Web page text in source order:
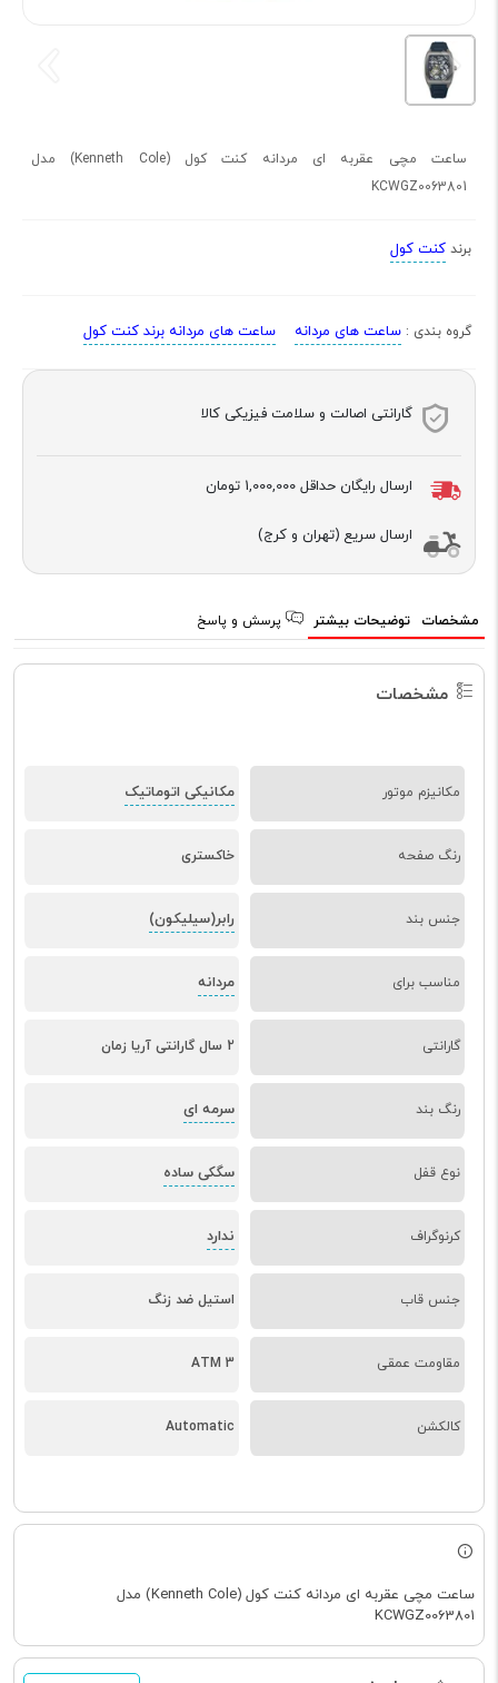
ساعت مچی عقربه ای مردانه کنت کول (Kenneth Cole) مدل
KCWGZ0063801
برند کنت کول
گروه بندی : ساعت های مردانه ساعت های مردانه برند کنت کول
گارانتی اصالت و سلامت فیزیکی کالا
ارسال رایگان حداقل 1,000,000 تومان
ارسال سریع (تهران و کرج)
مشخصات توضیحات بیشتر پرسش و پاسخ
مشخصات
مکانیزم موتور مکانیکی اتوماتیک
رنگ صفحه خاکستری
جنس بند رابر(سیلیکون)
مناسب برای مردانه
گارانتی 2 سال گارانتی آریا زمان
رنگ بند سرمه ای
نوع قفل سگکی ساده
کرنوگراف ندارد
جنس قاب استیل ضد زنگ
مقاومت عمقی 3 ATM
کالکشن Automatic
ساعت مچی عقربه ای مردانه کنت کول (Kenneth Cole) مدل
KCWGZ0063801